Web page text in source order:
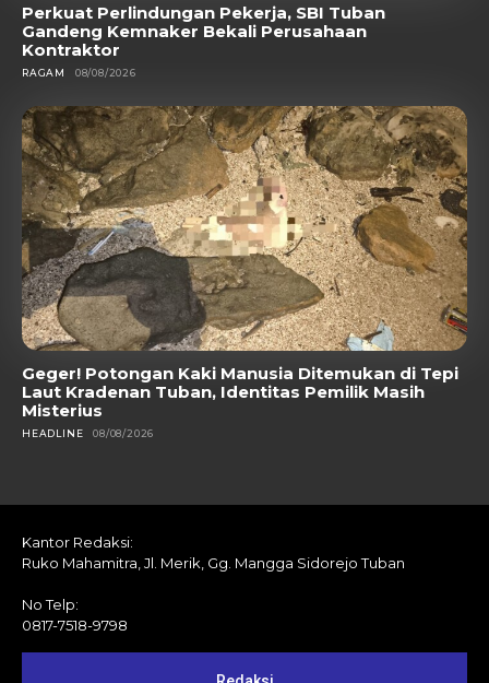
Perkuat Perlindungan Pekerja, SBI Tuban
Gandeng Kemnaker Bekali Perusahaan
Kontraktor
RAGAM 08/08/2026
Geger! Potongan Kaki Manusia Ditemukan di Tepi
Laut Kradenan Tuban, Identitas Pemilik Masih
Misterius
HEADLINE 08/08/2026
Kantor Redaksi:
Ruko Mahamitra, Jl. Merik, Gg. Mangga Sidorejo Tuban
No Telp:
0817-7518-9798